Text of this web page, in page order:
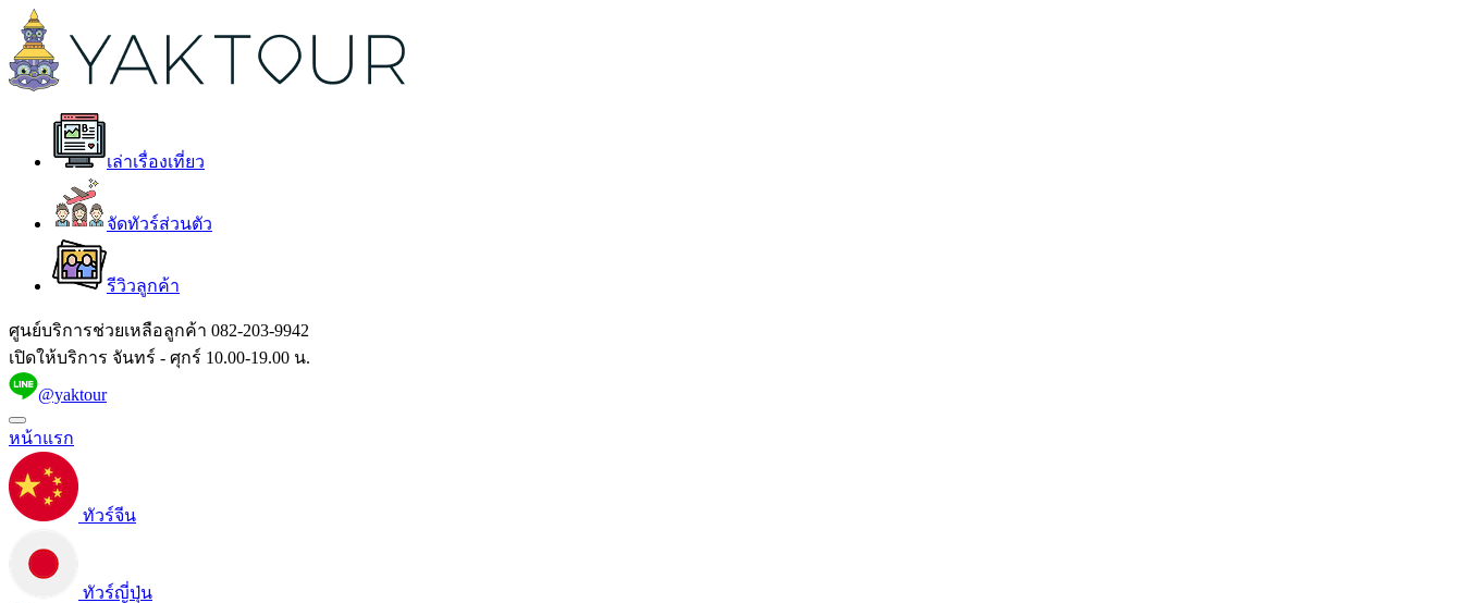
เล่าเรื่องเที่ยว
จัดทัวร์ส่วนตัว
รีวิวลูกค้า
ศูนย์บริการช่วยเหลือลูกค้า 082-203-9942
เปิดให้บริการ จันทร์ - ศุกร์ 10.00-19.00 น.
@yaktour
หน้าแรก
ทัวร์จีน
ทัวร์ญี่ปุ่น